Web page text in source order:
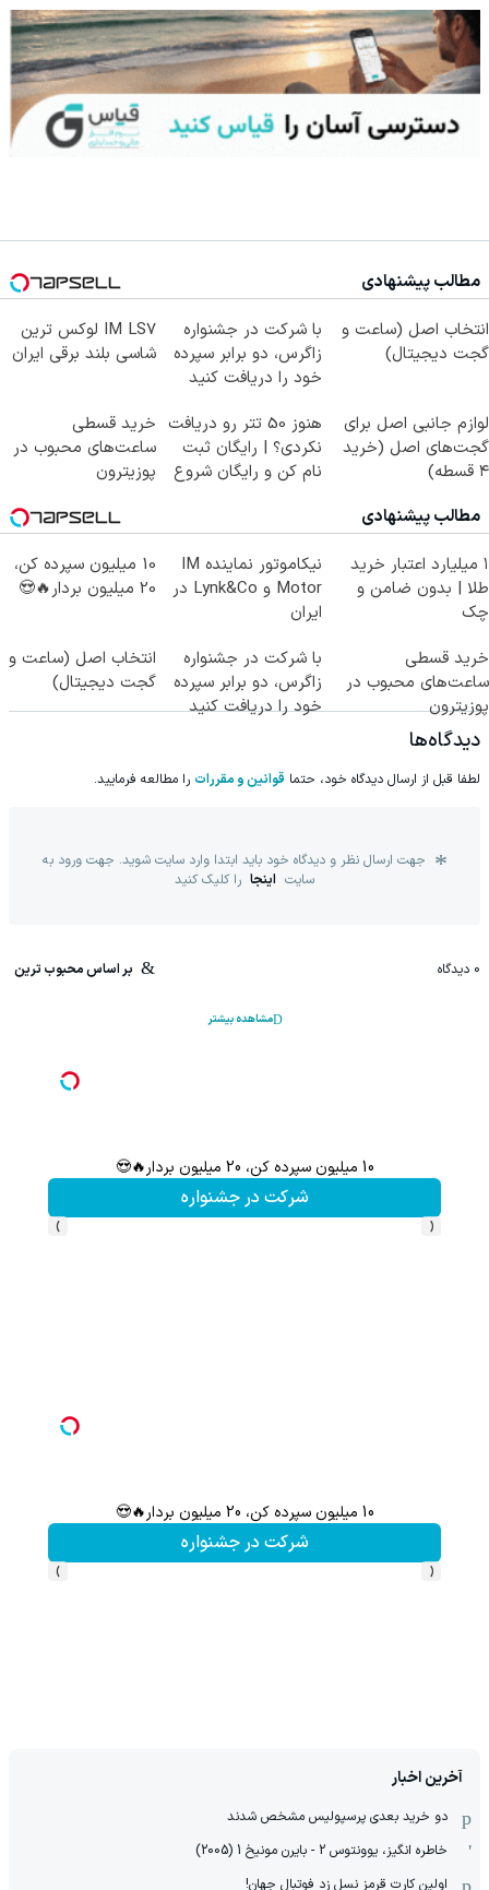
مطالب پیشنهادی
انتخاب اصل (ساعت و
گجت دیجیتال)
با شرکت در جشنواره
زاگرس، دو برابر سپرده
خود را دریافت کنید
IM LS7 لوکس ترین
شاسی بلند برقی ایران
لوازم جانبی اصل برای
گجت‌های اصل (خرید
۴ قسطه)
هنوز 50 تتر رو دریافت
نکردی؟ | رایگان ثبت
نام کن و رایگان شروع
خرید قسطی
ساعت‌های محبوب در
پوزیترون
مطالب پیشنهادی
۱ میلیارد اعتبار خرید
طلا | بدون ضامن و
چک
نیکاموتور نماینده IM
Motor و Lynk&Co در
ایران
10 میلیون سپرده کن،
20 میلیون بردار🔥😍
خرید قسطی
ساعت‌های محبوب در
پوزیترون
با شرکت در جشنواره
زاگرس، دو برابر سپرده
خود را دریافت کنید
انتخاب اصل (ساعت و
گجت دیجیتال)
دیدگاه‌ها
لطفا قبل از ارسال دیدگاه خود، حتما قوانین و مقررات را مطالعه فرمایید.
جهت ارسال نظر و دیدگاه خود باید ابتدا وارد سایت شوید. جهت ورود به
سایت اینجا را کلیک کنید
0 دیدگاه بر اساس محبوب ترین
مشاهده بیشتر
10 میلیون سپرده کن، 20 میلیون بردار🔥😍
شرکت در جشنواره
‹
›
10 میلیون سپرده کن، 20 میلیون بردار🔥😍
شرکت در جشنواره
‹
›
آخرین اخبار
دو خرید بعدی پرسپولیس مشخص شدند
خاطره انگیز، یوونتوس 2 - بایرن مونیخ 1 (2005)
اولین کارت قرمز نسل زد فوتبال جهان!